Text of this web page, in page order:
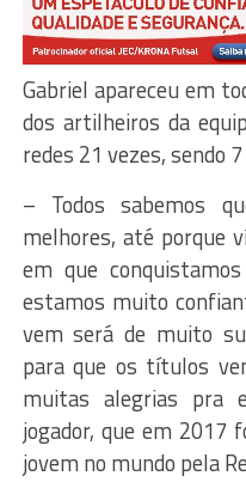
Gabriel apareceu em
dos artilheiros da
redes 21 vezes, sendo
– Todos sabemos
melhores, até porque
em que
estamos muito
vem será de muito
para que os títulos
muitas alegrias pra
jogador, que em 2017
jovem no mundo pela